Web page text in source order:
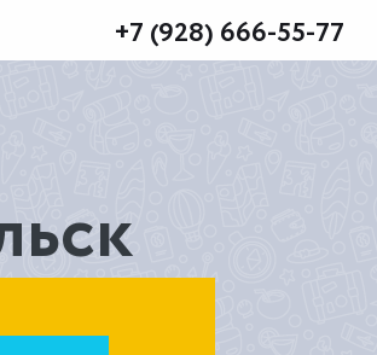
+7 (928) 666-55-77